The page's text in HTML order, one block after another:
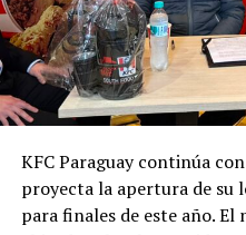
KFC Paraguay continúa
proyecta la apertura de su
para finales de este año.